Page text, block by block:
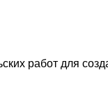
работ для